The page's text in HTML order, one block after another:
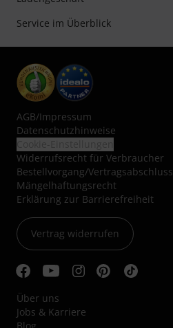
Service im Überblick
AGB/Impressum
Datenschutzhinweise
Widerrufsrecht für Verbraucher
Bestellvorgang/Vertragsabschluss
Mängelhaftungsrecht
Erklärung zur Barrierefreiheit
Vertrag widerrufen
Über uns
Jobs & Karriere